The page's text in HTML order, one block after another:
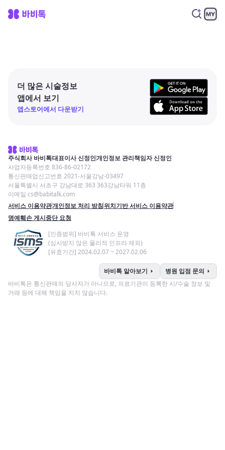
더 많은 시술정보
앱에서 보기
앱스토어에서 다운받기
주식회사 바비톡대표이사 신정인개인정보 관리책임자 신정인
사업자등록번호 836-86-02172
통신판매업신고번호 2021-서울강남-03497
서울특별시 서초구 강남대로 363 363강남타워 11층
이메일 cs@babitalk.com
서비스 이용약관개인정보 처리 방침위치기반 서비스 이용약관
명예훼손 게시중단 요청
[인증범위] 바비톡 서비스 운영
(심사받지 않은 물리적 인프라 제외)
[유효기간] 2024.02.07 ~ 2027.02.06
바비톡 알아보기 arrow_right 병원 입점 문의 arrow_right
바비톡은 통신판매의 당사자가 아니므로, 의료기관이 등록한 시/수술 정보 및
거래 등에 대해 책임을 지지 않습니다.